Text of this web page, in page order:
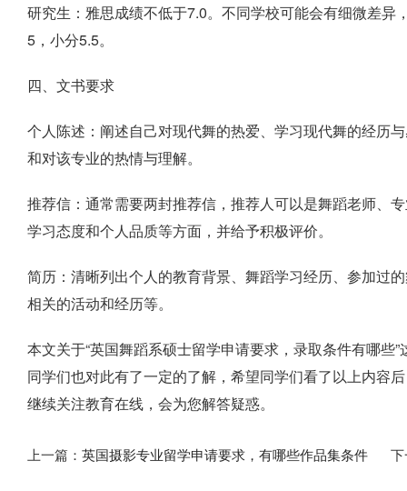
研究生：雅思成绩不低于7.0。不同学校可能会有细微差
5，小分5.5。
四、文书要求
个人陈述：阐述自己对现代舞的热爱、学习现代舞的经历
和对该专业的热情与理解。
推荐信：通常需要两封推荐信，推荐人可以是舞蹈老师、
学习态度和个人品质等方面，并给予积极评价。
简历：清晰列出个人的教育背景、舞蹈学习经历、参加过
相关的活动和经历等。
本文关于“英国舞蹈系硕士留学申请要求，录取条件有哪
同学们也对此有了一定的了解，希望同学们看了以上内容
继续关注教育在线，会为您解答疑惑。
上一篇： 英国摄影专业留学申请要求，有哪些作品集条件